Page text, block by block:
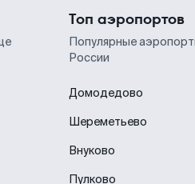
Топ аэропортов
Популярные
России
Домодедово
Шереметьево
Внуково
Пулково